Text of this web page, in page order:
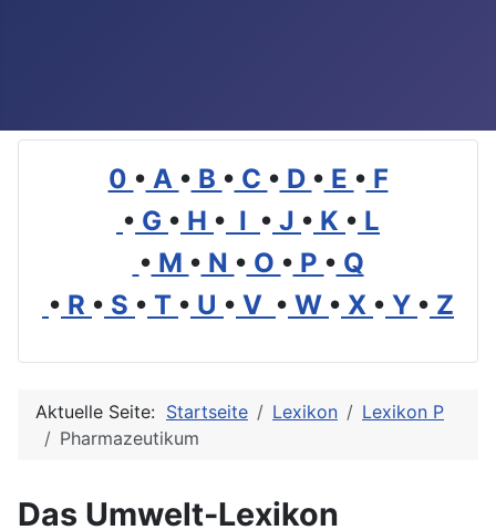
0 • A • B • C • D • E • F
• G • H • I • J • K • L
• M • N • O • P • Q
• R • S • T • U • V • W • X • Y • Z
Aktuelle Seite: Startseite Lexikon
Lexikon P
Pharmazeutikum
Das Umwelt-Lexikon